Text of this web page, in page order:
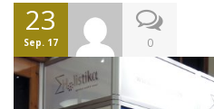
23
Sep. 17 0